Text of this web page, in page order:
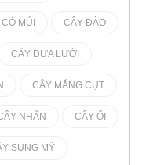
MÚI CÂY ĐÀO
CÂY DƯA LƯỚI
CÂY MĂNG CỤT
NHÃN CÂY ỔI
SUNG MỸ